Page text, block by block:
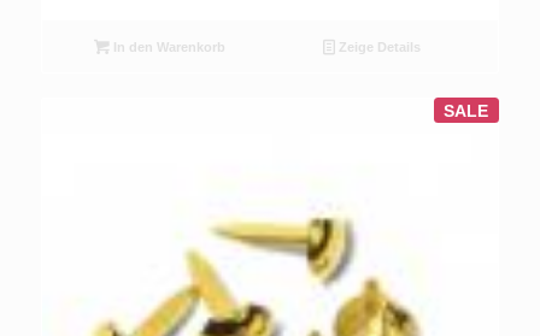
In den Warenkorb Zeige Details
SALE